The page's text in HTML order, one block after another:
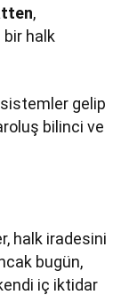
,
bir halk
gelip
bilinci ve
halk iradesini
bugün,
iç iktidar